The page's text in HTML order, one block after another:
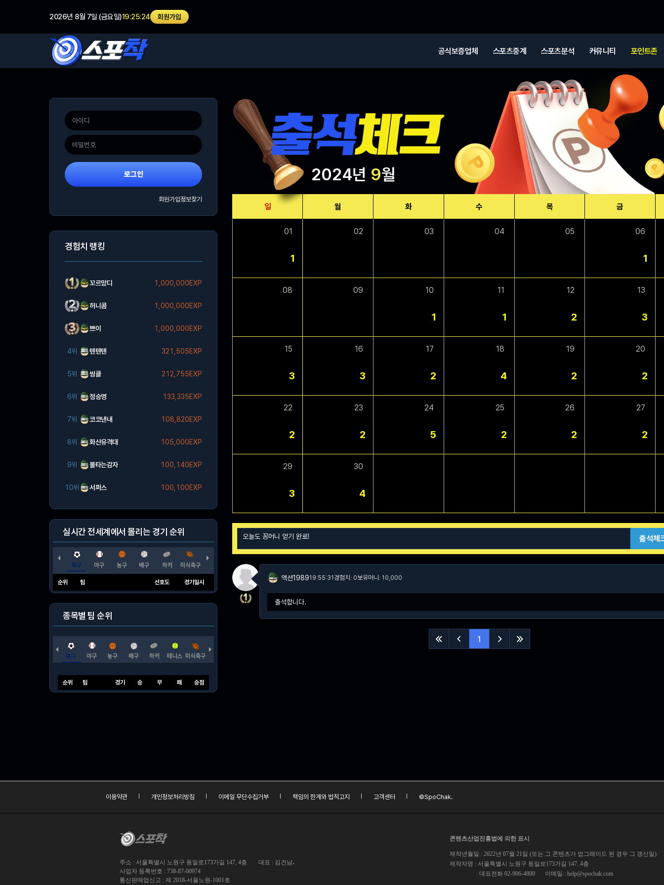
2026년 8월 7일 (금요일)19:25:24 회원가입
공식보증업체 스포츠중계 스포츠분석 커뮤니티 포인트존
로그인
회원가입정보찾기
경험치 랭킹
꼬르망디 1,000,000EXP
허니콤 1,000,000EXP
쁘이 1,000,000EXP
4위 텐텐텐 321,505EXP
5위 씽클 212,755EXP
6위 정승영 133,335EXP
7위 코코낸내 108,820EXP
8위 화산유격대 105,000EXP
9위 불타는감자 100,140EXP
10위 서퍼스 100,100EXP
실시간 전세계에서 몰리는 경기 순위
순위 팀 선호도 경기일시
종목별 팀 순위
순위 팀 경기 승 무 패 승점
2024년 9월
일 월 화 수 목 금
01
1
02 03 04 05 06
1
08 09 10
1
11
1
12
2
13
3
15
3
16
3
17
2
18
4
19
2
20
2
22
2
23
2
24
5
25
2
26
2
27
2
29
3
30
4
출석체
액션198919:55:31경험치: 0보유머니: 10,000
출석합니다.
  1  
이용약관 개인정보처리방침 이메일 무단수집거부 책임의 한계와 법적고지 고객센터 ©SpoChak.
주소 : 서울특별시 노원구 동일로173가길 147, 4층 대표 : 김건남.
사업자 등록번호 : 738-87-00974
통신판매업신고 : 제 2018-서울노원-1001호
콘텐츠산업진흥법에 의한 표시
제작년월일 : 2022년 07월 21일 (또는 그 콘텐츠가 업그레이드 된 경우 그 갱신일)
제작자명 : 서울특별시 노원구 동일로173가길 147, 4층
대표전화 02-906-4800
이메일 : help@spochak.com